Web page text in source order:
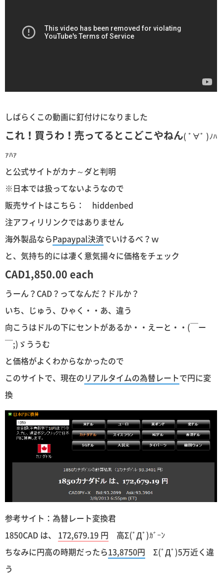
しばらくこの動画に釘付けになりました
これ！買うわ！売ってるとこどこやねん( ﾟ∀ﾟ )ﾉﾊ
ｧﾊｧ
と公式サイトがカナ～ダと判明
※日本では扱ってないようなので
販売サイトはこちら： hiddenbed
注アフィリリンクではありません
海外製品ならPapaypal決済でいけるべ？ｗ
と、気持ち的には凄く意気揚々に価格をチェック
CAD1,850.00 each
うーん？CAD？ってなんだ？ドルか？
いち、じゅう、ひゃく・・あ、違う
向こうはドルの下にセントがあるか・・えーと・・(￣ー
￣;)ゞううむ
と価格がよくわからなかったので
このサイトで、現在のリアルタイムの為替レートで円に変
換
参考サイト：為替レート変換君
1850CAD は、 172,679.19 円 高Σ(ﾟДﾟ)ｶﾞｰﾝ
ちなみに円高の時期だったら13,8750円 Σ(ﾟДﾟ)5万近く違
う